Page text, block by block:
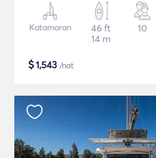
Katamaran
46 ft
14 m
10
$1,543 /nat